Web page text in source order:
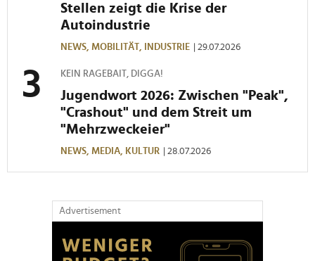
Stellen zeigt die Krise der
Autoindustrie
NEWS, MOBILITÄT, INDUSTRIE | 29.07.2026
KEIN RAGEBAIT, DIGGA!
Jugendwort 2026: Zwischen "Peak",
"Crashout" und dem Streit um
"Mehrzweckeier"
NEWS, MEDIA, KULTUR | 28.07.2026
Advertisement